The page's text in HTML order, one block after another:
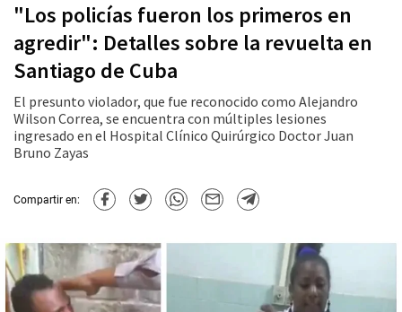
"Los policías fueron los primeros en
agredir": Detalles sobre la revuelta en
Santiago de Cuba
El presunto violador, que fue reconocido como Alejandro
Wilson Correa, se encuentra con múltiples lesiones
ingresado en el Hospital Clínico Quirúrgico Doctor Juan
Bruno Zayas
Compartir en: